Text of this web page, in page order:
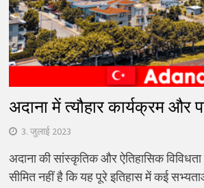
अदाना में त्यौहार कार्यक्रम और
3. जुलाई 2023
अदाना की सांस्कृतिक और ऐतिहासिक
सीमित नहीं है कि यह पूरे इतिहास में कई